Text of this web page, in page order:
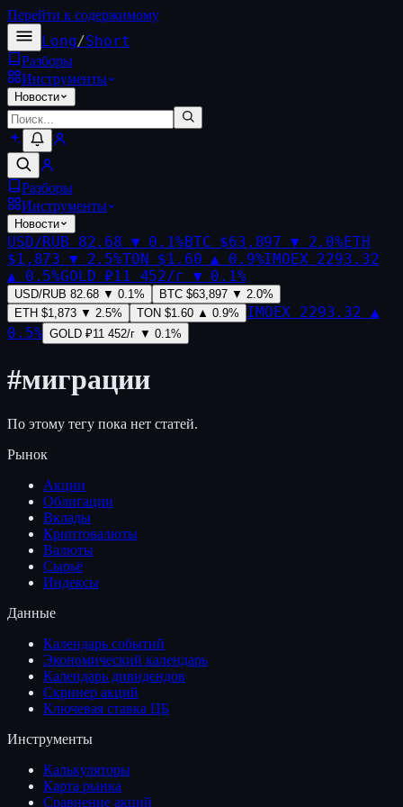
Перейти к содержимому
Long/Short
Разборы
Инструменты
Новости
Разборы
Инструменты
Новости
USD/RUB 82.68 ▼ 0.1%BTC $63,897 ▼ 2.0%ETH
$1,873 ▼ 2.5%TON $1.60 ▲ 0.9%IMOEX 2293.32
▲
0.5%GOLD ₽11 452/г ▼ 0.1%
USD/RUB 82.68 ▼ 0.1% BTC $63,897 ▼ 2.0%
ETH $1,873 ▼ 2.5% TON $1.60 ▲ 0.9% IMOEX 2293.32 ▲
0.5% GOLD ₽11 452/г ▼ 0.1%
#миграции
По этому тегу пока нет статей.
Рынок
Акции
Облигации
Вклады
Криптовалюты
Валюты
Сырьё
Индексы
Данные
Календарь событий
Экономический календарь
Календарь дивидендов
Скринер акций
Ключевая ставка ЦБ
Инструменты
Калькуляторы
Карта рынка
Сравнение акций